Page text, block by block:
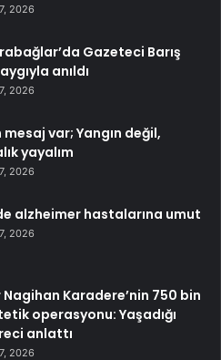
2026
Gazeteci Barış
anıldı
2026
mesaj var; Yangın değil,
yayalım
2026
alzheimer hastalarına umut
2026
Nagihan Karadere’nin 750 bin
operasyonu: Yaşadığı
anlattı
2026